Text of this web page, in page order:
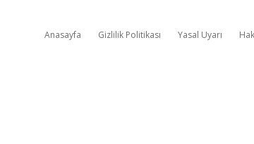
Anasayfa Gizlilik Politikası Yasal Uyarı